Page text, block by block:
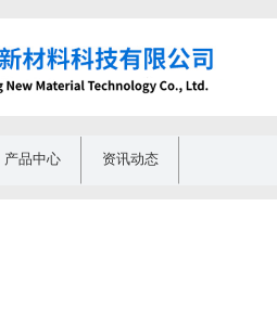
产品中心 资讯动态